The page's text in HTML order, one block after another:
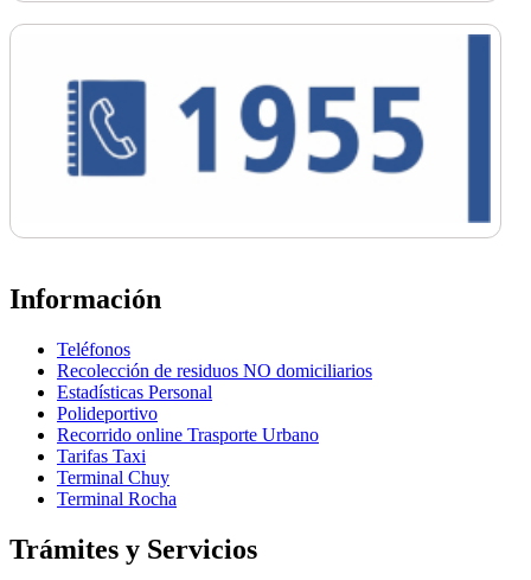
Información
Teléfonos
Recolección de residuos NO domiciliarios
Estadísticas Personal
Polideportivo
Recorrido online Trasporte Urbano
Tarifas Taxi
Terminal Chuy
Terminal Rocha
Trámites y Servicios